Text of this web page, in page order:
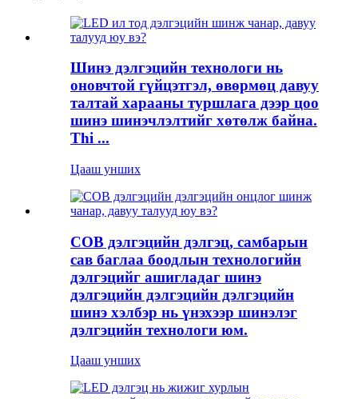
Шинэ дэлгэцийн технологи нь
оновчтой гүйцэтгэл, өвөрмөц давуу
талтай харааны туршлага дээр цоо
шинэ шинэчлэлтийг хөтөлж байна.
Thi ...
Цааш унших
COB дэлгэцийн дэлгэц, самбарын
сав баглаа боодлын технологийн
дэлгэцийг ашигладаг шинэ
дэлгэцийн дэлгэцийн дэлгэцийн
шинэ хэлбэр нь үнэхээр шинэлэг
дэлгэцийн технологи юм.
Цааш унших